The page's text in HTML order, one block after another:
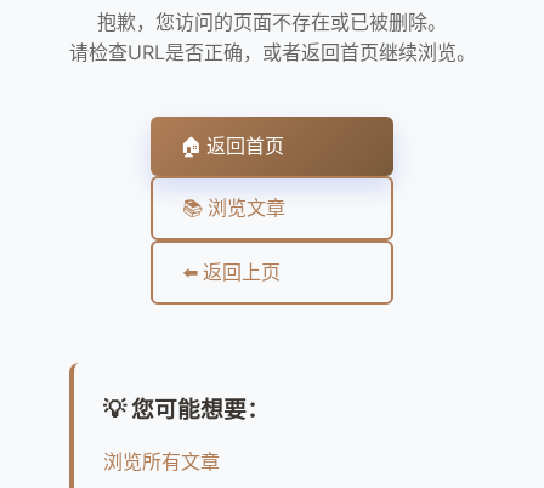
抱歉，您访问的页面不存在或已被删除。
请检查URL是否正确，或者返回首页继续浏览。
🏠 返回首页
📚 浏览文章
⬅️ 返回上页
💡 您可能想要：
浏览所有文章